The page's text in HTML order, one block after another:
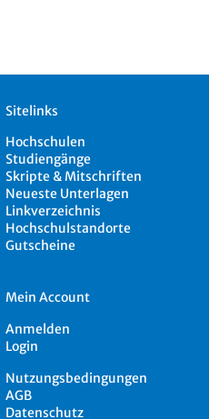
Sitelinks
Hochschulen
Studiengänge
Skripte & Mitschriften
Neueste Unterlagen
Linkverzeichnis
Hochschulstandorte
Gutscheine
Mein Account
Anmelden
Login
Nutzungsbedingungen
AGB
Datenschutz